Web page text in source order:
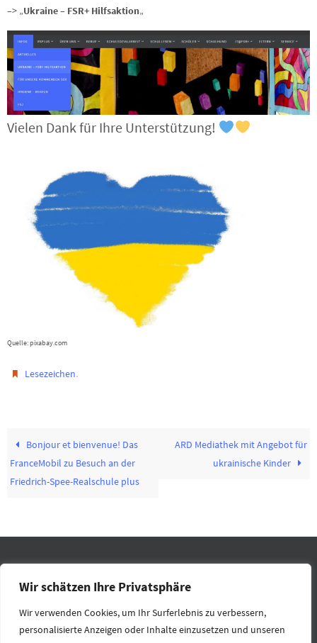
Wir schätzen Ihre Privatsphäre
Wir verwenden Cookies, um Ihr Surferlebnis zu verbessern,
personalisierte Anzeigen oder Inhalte einzusetzen und unseren
–> „Ukraine – FSR+ Hilfsaktion„
Vielen Dank für Ihre Unterstützung!
Quelle: pixabay.com
Lesezeichen.
Bonjour et bienvenue! Das
FranceMobil zu Besuch an der
Friedrich-Spee-Realschule plus
ARD Mediathek mit Angebot für
ukrainische Kinder
IMPRESSUM DATENSCHUTZ RECHTLICHES
HOME